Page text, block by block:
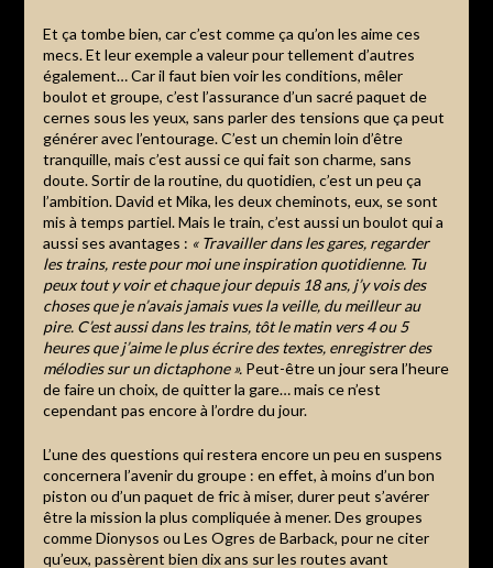
Et ça tombe bien, car c’est comme ça qu’on les aime ces
mecs. Et leur exemple a valeur pour tellement d’autres
également… Car il faut bien voir les conditions, mêler
boulot et groupe, c’est l’assurance d’un sacré paquet de
cernes sous les yeux, sans parler des tensions que ça peut
générer avec l’entourage. C’est un chemin loin d’être
tranquille, mais c’est aussi ce qui fait son charme, sans
doute. Sortir de la routine, du quotidien, c’est un peu ça
l’ambition. David et Mika, les deux cheminots, eux, se sont
mis à temps partiel. Mais le train, c’est aussi un boulot qui a
aussi ses avantages : « Travailler dans les gares, regarder
les trains, reste pour moi une inspiration quotidienne. Tu
peux tout y voir et chaque jour depuis 18 ans, j’y vois des
choses que je n’avais jamais vues la veille, du meilleur au
pire. C’est aussi dans les trains, tôt le matin vers 4 ou 5
heures que j’aime le plus écrire des textes, enregistrer des
mélodies sur un dictaphone ».Peut-être un jour sera l’heure
de faire un choix, de quitter la gare… mais ce n’est
cependant pas encore à l’ordre du jour.
L’une des questions qui restera encore un peu en suspens
concernera l’avenir du groupe : en effet, à moins d’un bon
piston ou d’un paquet de fric à miser, durer peut s’avérer
être la mission la plus compliquée à mener. Des groupes
comme Dionysos ou Les Ogres de Barback, pour ne citer
qu’eux, passèrent bien dix ans sur les routes avant